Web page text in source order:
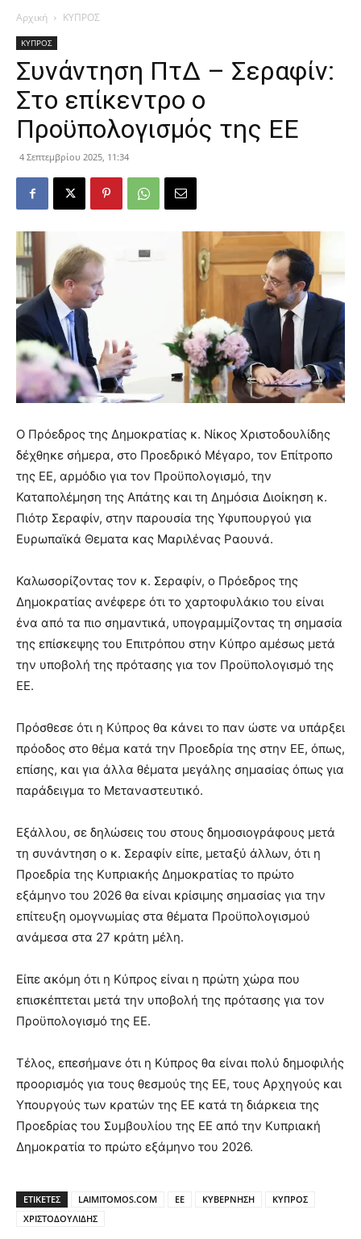
Αρχική ΚΥΠΡΟΣ
ΚΥΠΡΟΣ
Συνάντηση ΠτΔ – Σεραφίν:
Στο επίκεντρο ο
Προϋπολογισμός της ΕΕ
4 Σεπτεμβρίου 2025, 11:34
Ο Πρόεδρος της Δημοκρατίας κ. Νίκος Χριστοδουλίδης
δέχθηκε σήμερα, στο Προεδρικό Μέγαρο, τον Επίτροπο
της ΕΕ, αρμόδιο για τον Προϋπολογισμό, την
Καταπολέμηση της Απάτης και τη Δημόσια Διοίκηση κ.
Πιότρ Σεραφίν, στην παρουσία της Υφυπουργού για
Ευρωπαϊκά Θεματα κας Μαριλένας Ραουνά.
Καλωσορίζοντας τον κ. Σεραφίν, ο Πρόεδρος της
Δημοκρατίας ανέφερε ότι το χαρτοφυλάκιο του είναι
ένα από τα πιο σημαντικά, υπογραμμίζοντας τη σημασία
της επίσκεψης του Επιτρόπου στην Κύπρο αμέσως μετά
την υποβολή της πρότασης για τον Προϋπολογισμό της
ΕΕ.
Πρόσθεσε ότι η Κύπρος θα κάνει το παν ώστε να υπάρξει
πρόοδος στο θέμα κατά την Προεδρία της στην ΕΕ, όπως,
επίσης, και για άλλα θέματα μεγάλης σημασίας όπως για
παράδειγμα το Μεταναστευτικό.
Εξάλλου, σε δηλώσεις του στους δημοσιογράφους μετά
τη συνάντηση ο κ. Σεραφίν είπε, μεταξύ άλλων, ότι η
Προεδρία της Κυπριακής Δημοκρατίας το πρώτο
εξάμηνο του 2026 θα είναι κρίσιμης σημασίας για την
επίτευξη ομογνωμίας στα θέματα Προϋπολογισμού
ανάμεσα στα 27 κράτη μέλη.
Είπε ακόμη ότι η Κύπρος είναι η πρώτη χώρα που
επισκέπτεται μετά την υποβολή της πρότασης για τον
Προϋπολογισμό της ΕΕ.
Τέλος, επεσήμανε ότι η Κύπρος θα είναι πολύ δημοφιλής
προορισμός για τους θεσμούς της ΕΕ, τους Αρχηγούς και
Υπουργούς των κρατών της ΕΕ κατά τη διάρκεια της
Προεδρίας του Συμβουλίου της ΕΕ από την Κυπριακή
Δημοκρατία το πρώτο εξάμηνο του 2026.
ΕΤΙΚΕΤΕΣ LAIMITOMOS.COM ΕΕ ΚΥΒΕΡΝΗΣΗ
ΚΥΠΡΟΣ
ΧΡΙΣΤΟΔΟΥΛΙΔΗΣ